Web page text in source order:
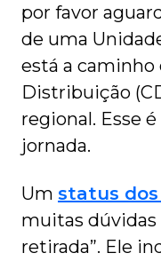
por favor
de uma
está a caminho
Distribuição
regional. Esse
jornada.
Um status dos
muitas dúvidas
retirada”. Ele